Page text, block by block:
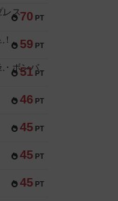
70 PT
・エクスプレス
59 PT
ムーブアウト！
51 PT
スラ・ボンバ
46 PT
45 PT
45 PT
45 PT